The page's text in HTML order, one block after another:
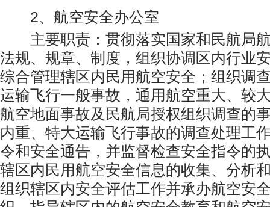
2、航空安全办公室
主要职责：贯彻落实国家和民航局
法规、规章、制度，组织协调区内行业
综合管理辖区内民用航空安全；组织调
运输飞行一般事故，通用航空重大、较
航空地面事故及民航局授权组织调查的
内重、特大运输飞行事故的调查处理工
令和安全通告，并监督检查安全指令的
辖区内民用航空安全信息的收集、分析
组织辖区内安全评估工作并承办航空安